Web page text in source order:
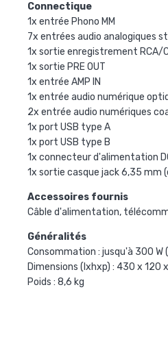
Connectique
1x entrée Phono MM
7x entrées audio analogiques
1x sortie enregistrement RCA/
1x sortie PRE OUT
1x entrée AMP IN
1x entrée audio numérique
2x entrée audio numériques
1x port USB type A
1x port USB type B
1x connecteur d'alimentation
1x sortie casque jack 6,35 mm
Accessoires fournis
Câble d'alimentation,
Généralités
Consommation : jusqu'à 300 W
Dimensions (lxhxp) : 430 x 120
Poids : 8,6 kg